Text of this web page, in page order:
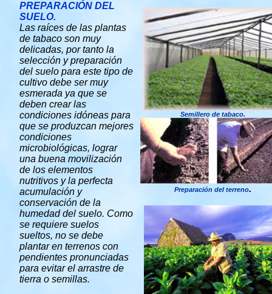
Semillero de tabaco.
Preparación del terreno.
PREPARACIÓN DEL
SUELO.
Las raíces de las plantas
de tabaco son muy
delicadas, por tanto la
selección y preparación
del suelo para este tipo de
cultivo debe ser muy
esmerada ya que se
deben crear las
condiciones idóneas para
que se produzcan mejores
condiciones
microbiológicas, lograr
una buena movilización
de los elementos
nutritivos y la perfecta
acumulación y
conservación de la
humedad del suelo. Como
se requiere suelos
sueltos, no se debe
plantar en terrenos con
pendientes pronunciadas
para evitar el arrastre de
tierra o semillas.